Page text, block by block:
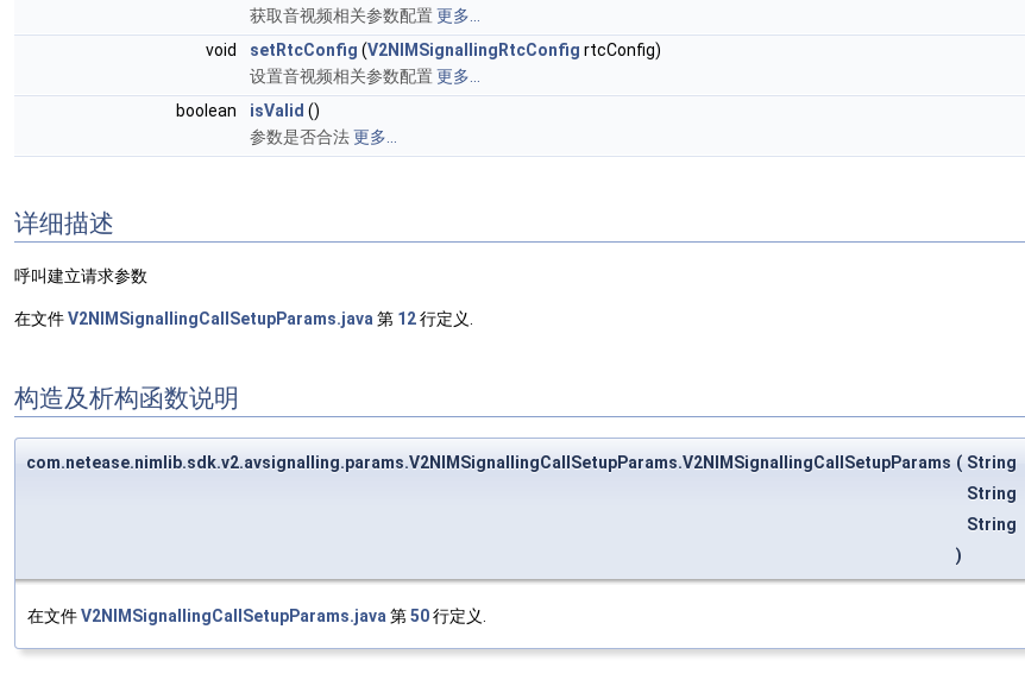
获取音视频相关参数配置 更多...
void
setRtcConfig (V2NIMSignallingRtcConfig rtcConfig)
设置音视频相关参数配置 更多...
boolean
isValid ()
参数是否合法更多...
详细描述
呼叫建立请求参数
在文件V2NIMSignallingCallSetupParams.java 第 12行定义.
构造及析构函数说明
com.netease.nimlib.sdk.v2.avsignalling.params.V2NIMSignallingCallSetupParams.V2NIMSignallingCallSetupParams ( String
String
String
)
在文件V2NIMSignallingCallSetupParams.java第50行定义.